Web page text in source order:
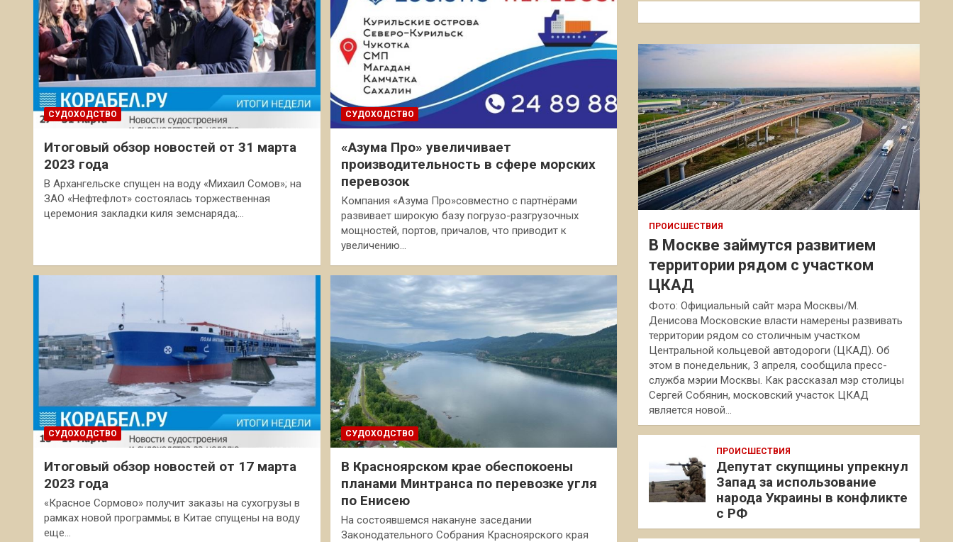
СУДОХОДСТВО
Итоговый обзор новостей от 31 марта
2023 года
В Архангельске спущен на воду «Михаил Сомов»; на
ЗАО «Нефтефлот» состоялась торжественная
церемония закладки киля земснаряда;…
СУДОХОДСТВО
«Азума Про» увеличивает
производительность в сфере морских
перевозок
Компания «Азума Про»совместно с партнёрами
развивает широкую базу погрузо-разгрузочных
мощностей, портов, причалов, что приводит к
увеличению…
СУДОХОДСТВО
Итоговый обзор новостей от 17 марта
2023 года
«Красное Сормово» получит заказы на сухогрузы в
рамках новой программы; в Китае спущены на воду
еще…
СУДОХОДСТВО
В Красноярском крае обеспокоены
планами Минтранса по перевозке угля
по Енисею
На состоявшемся накануне заседании
Законодательного Собрания Красноярского края
к
ПРОИСШЕСТВИЯ
В Москве займутся развитием
территории рядом с участком
ЦКАД
Фото: Официальный сайт мэра Москвы/М.
Денисова Московские власти намерены развивать
территории рядом со столичным участком
Центральной кольцевой автодороги (ЦКАД). Об
этом в понедельник, 3 апреля, сообщила пресс-
служба мэрии Москвы. Как рассказал мэр столицы
Сергей Собянин, московский участок ЦКАД
является новой…
ПРОИСШЕСТВИЯ
Депутат скупщины упрекнул
Запад за использование
народа Украины в конфликте
с РФ